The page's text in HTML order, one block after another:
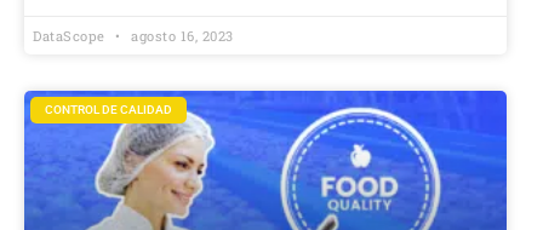
DataScope agosto 16, 2023
CONTROL DE CALIDAD